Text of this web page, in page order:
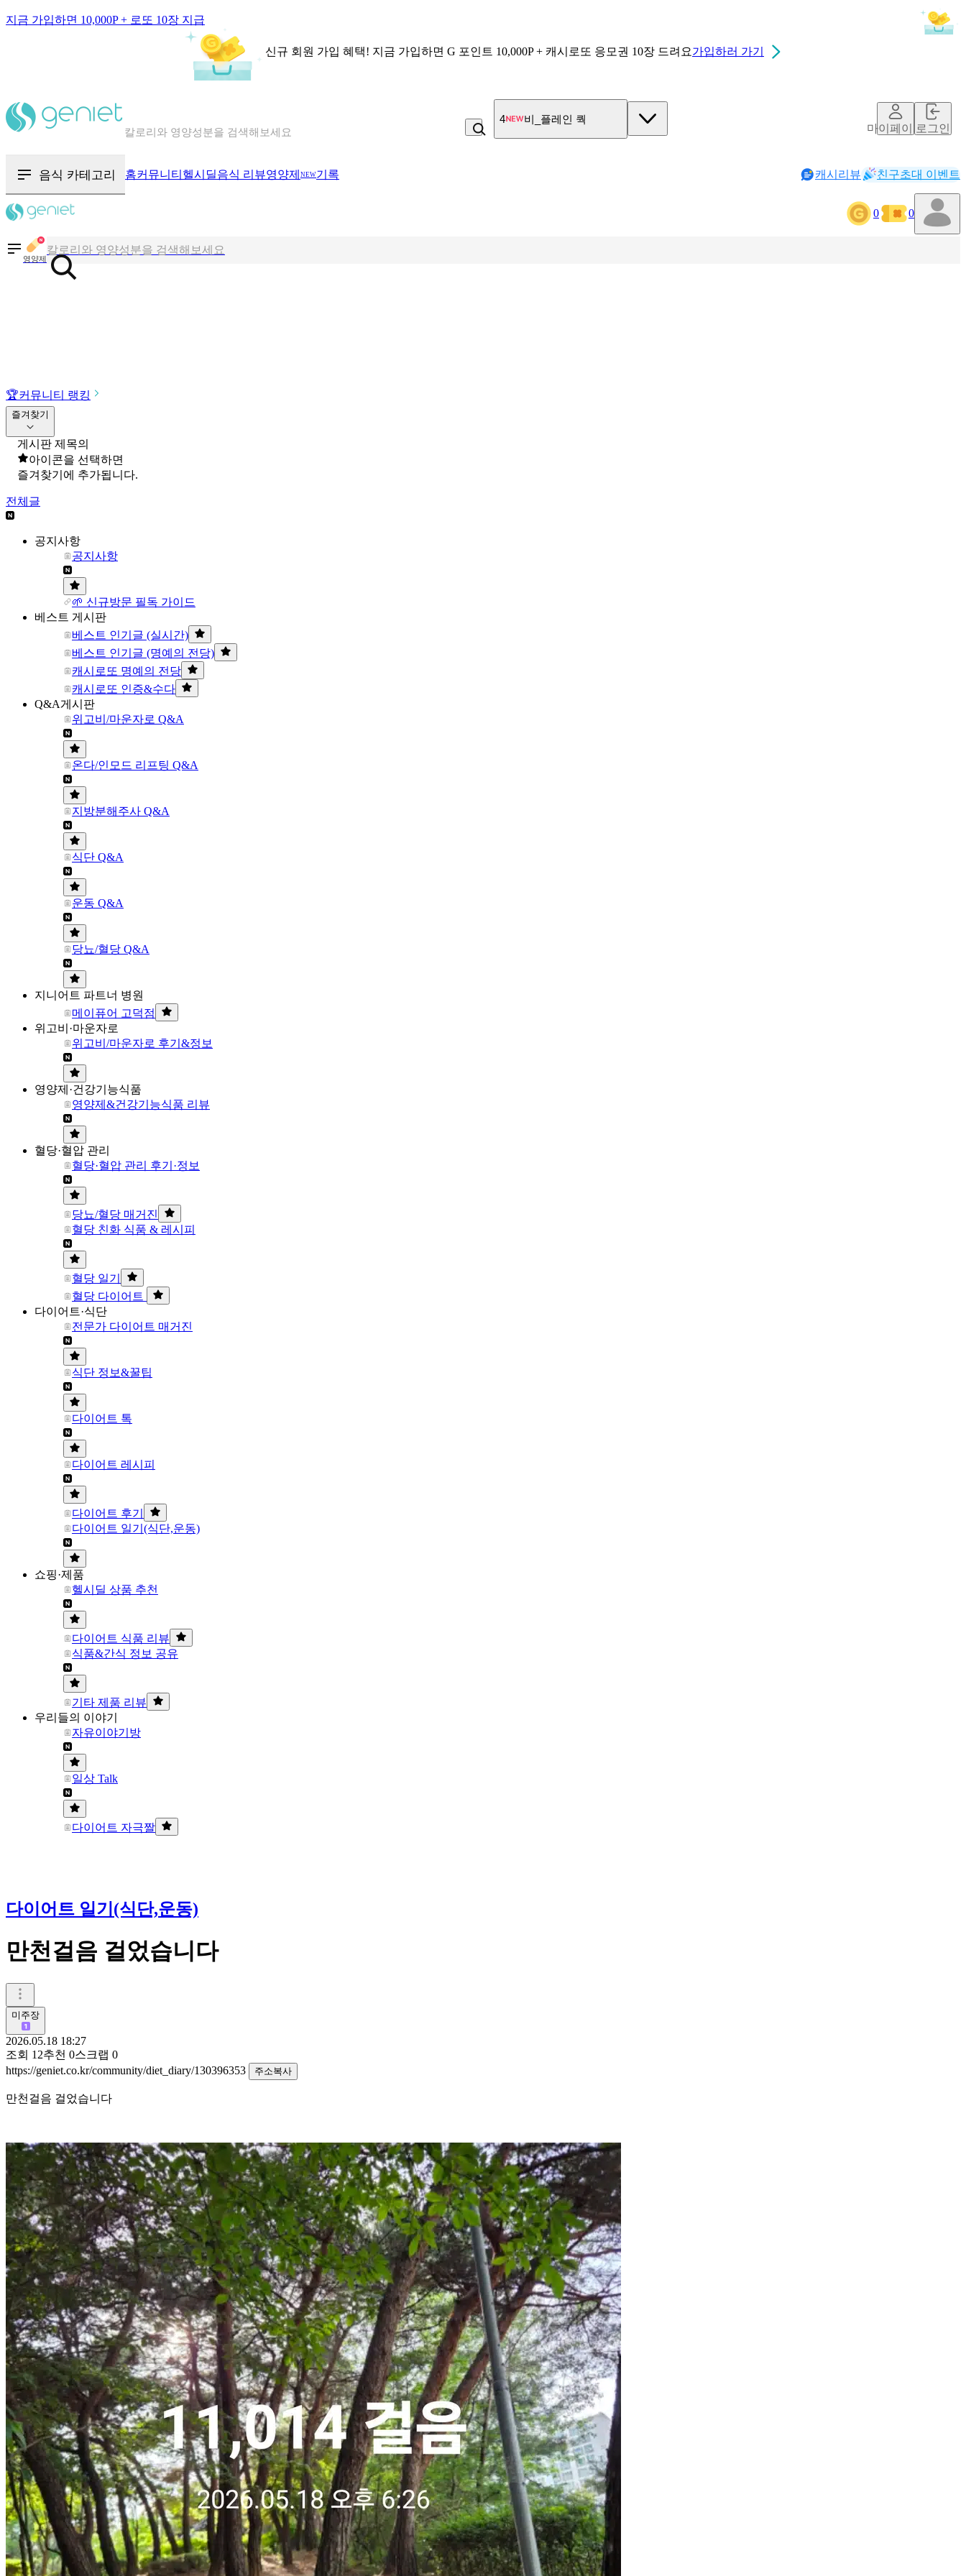
지금 가입하면 10,000P + 로또 10장 지급
신규 회원 가입 혜택! 지금 가입하면 G 포인트 10,000P + 캐시로또 응모권 10장 드려요가입하러 가기
혈당 · 다이어트 음식 검색해보세요
4 비_플레인 쿽
마이페이지로그인
음식 카테고리 홈커뮤니티 헬시딜음식 리뷰영양제 NEW기록 캐시리뷰 친구초대 이벤트
0 0
영양제
혈당 · 다이어트 음식 검색해보세요
음식 · 영양제 리뷰를 찾아보세요
🏆커뮤니티 랭킹
즐겨찾기
게시판 제목의
아이콘을 선택하면
즐겨찾기에 추가됩니다.
전체글
공지사항
공지사항
🌱 신규방문 필독 가이드
베스트 게시판
베스트 인기글 (실시간)
베스트 인기글 (명예의 전당)
캐시로또 명예의 전당
캐시로또 인증&수다
Q&A게시판
위고비/마운자로 Q&A
온다/인모드 리프팅 Q&A
지방분해주사 Q&A
식단 Q&A
운동 Q&A
당뇨/혈당 Q&A
지니어트 파트너 병원
메이퓨어 고덕점
위고비·마운자로
위고비/마운자로 후기&정보
영양제·건강기능식품
영양제&건강기능식품 리뷰
혈당·혈압 관리
혈당·혈압 관리 후기·정보
당뇨/혈당 매거진
혈당 친화 식품 & 레시피
혈당 일기
혈당 다이어트
다이어트·식단
전문가 다이어트 매거진
식단 정보&꿀팁
다이어트 톡
다이어트 레시피
다이어트 후기
다이어트 일기(식단,운동)
쇼핑·제품
헬시딜 상품 추천
다이어트 식품 리뷰
식품&간식 정보 공유
기타 제품 리뷰
우리들의 이야기
자유이야기방
일상 Talk
다이어트 자극짤
다이어트 일기(식단,운동)
만천걸음 걸었습니다
미주장
2026.05.18 18:27
조회 12추천 0스크랩 0
https://geniet.co.kr/community/diet_diary/130396353
주소복사
만천걸음 걸었습니다